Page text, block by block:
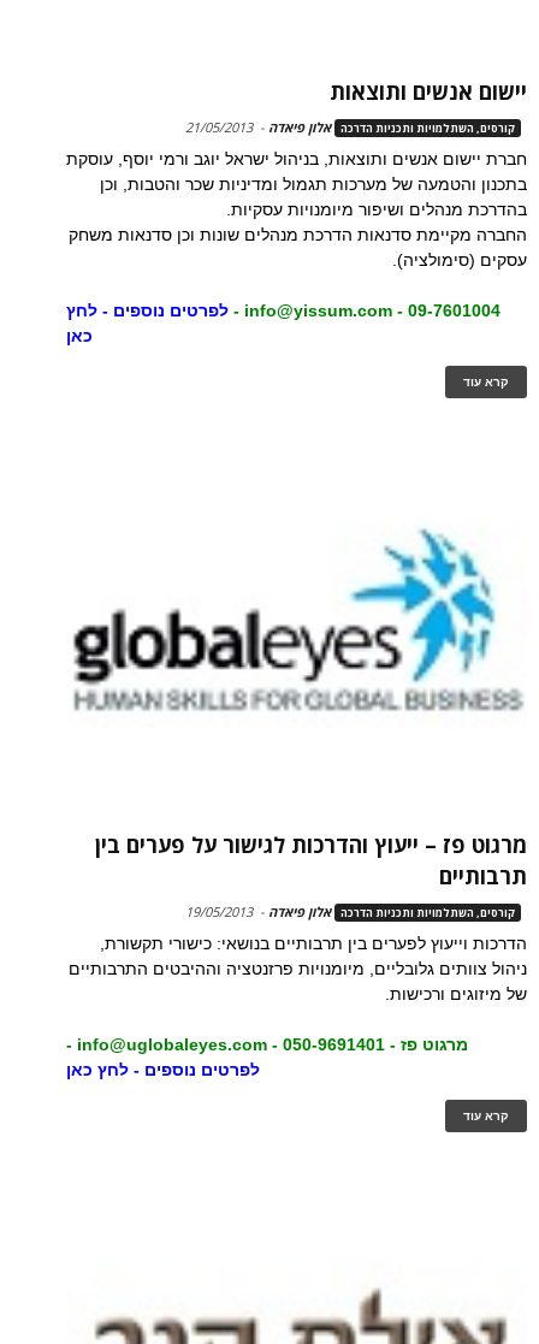
יישום אנשים ותוצאות
קורסים, השתלמויות ותכניות הדרכה אלון פיאדה -
21/05/2013
חברת יישום אנשים ותוצאות, בניהול ישראל יוגב ורמי יוסף, עוסקת
בתכנון והטמעה של מערכות תגמול ומדיניות שכר והטבות, וכן
בהדרכת מנהלים ושיפור מיומנויות עסקיות.
החברה מקיימת סדנאות הדרכת מנהלים שונות וכן סדנאות משחק
עסקים (סימולציה).
09-7601004 -
info@yissum.com
-לפרטים נוספים - לחץ
כאן
קרא עוד
מרגוט פז – ייעוץ והדרכות לגישור על פערים בין
תרבותיים
קורסים, השתלמויות ותכניות הדרכה אלון פיאדה -
19/05/2013
הדרכות וייעוץ לפערים בין תרבותיים בנושאי: כישורי תקשורת,
ניהול צוותים גלובליים, מיומנויות פרזנטציה וההיבטים התרבותיים
של מיזוגים ורכישות.
מרגוט פז - 050-9691401 - info@uglobaleyes.com
-
לפרטים נוספים - לחץ כאן
קרא עוד